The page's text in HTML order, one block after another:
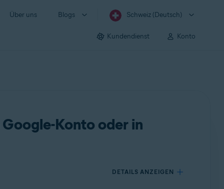
Über uns Blogs Schweiz (Deutsch)
Kundendienst Konto
Konto oder in
DETAILS ANZEIGEN